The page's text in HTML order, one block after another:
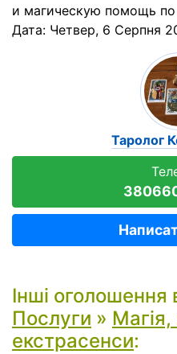
и магическую помощь
Дата: Четвер, 6 Серпня
Таролог
Інші оголошення
Послуги » Магія,
екстрасенси: